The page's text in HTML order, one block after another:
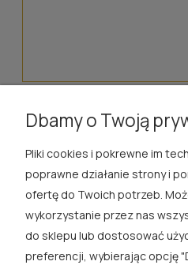
ROSA
Dbamy o Twoją
Pliki cookies i pokrewne im
poprawne działanie strony i
ofertę do Twoich potrzeb.
wykorzystanie przez nas
do sklepu lub dostosować
preferencji, wybierając opcję